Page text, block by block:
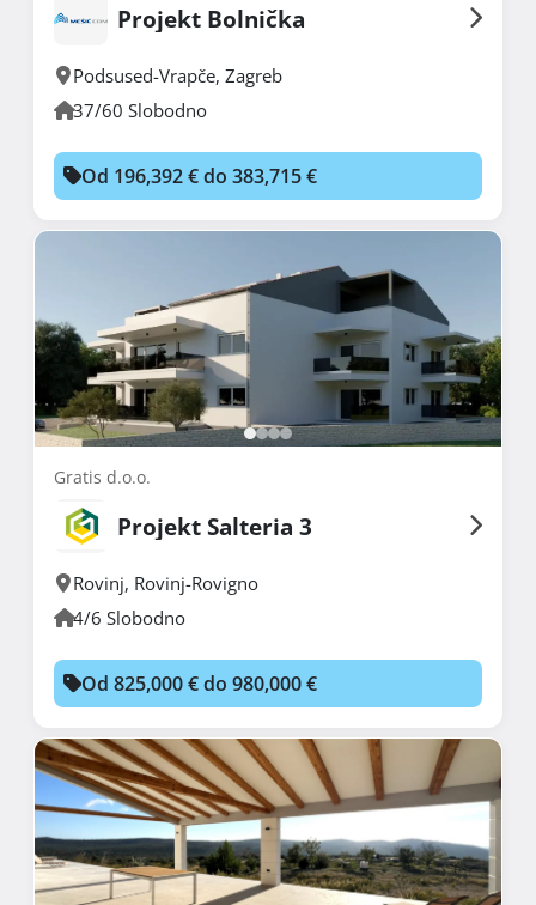
Projekt Bolnička
Podsused-Vrapče, Zagreb
37/60 Slobodno
Od 196,392 € do 383,715 €
Gratis d.o.o.
Projekt Salteria 3
Rovinj, Rovinj-Rovigno
4/6 Slobodno
Od 825,000 € do 980,000 €